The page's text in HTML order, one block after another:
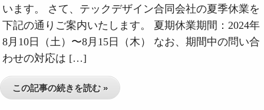
います。 さて、テックデザイン合同会社の夏季休業を
下記の通りご案内いたします。 夏期休業期間：2024年
8月10日（土）〜8月15日（木） なお、期間中の問い合
わせの対応は […]
この記事の続きを読む »